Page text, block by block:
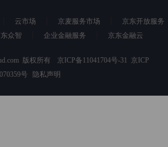
云市场 京麦服务市场
京东开放服务
众智 企业金融服务 京东金融云
版权所有 京ICP备11041704号-31 京ICP
号
隐私声明